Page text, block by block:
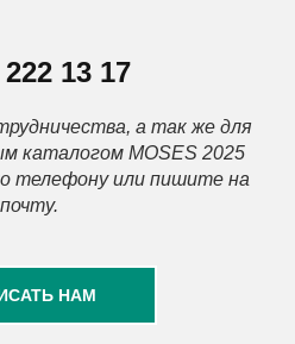
13 17
а так же для
каталогом MOSES 2025
телефону или пишите на
почту.
НАМ